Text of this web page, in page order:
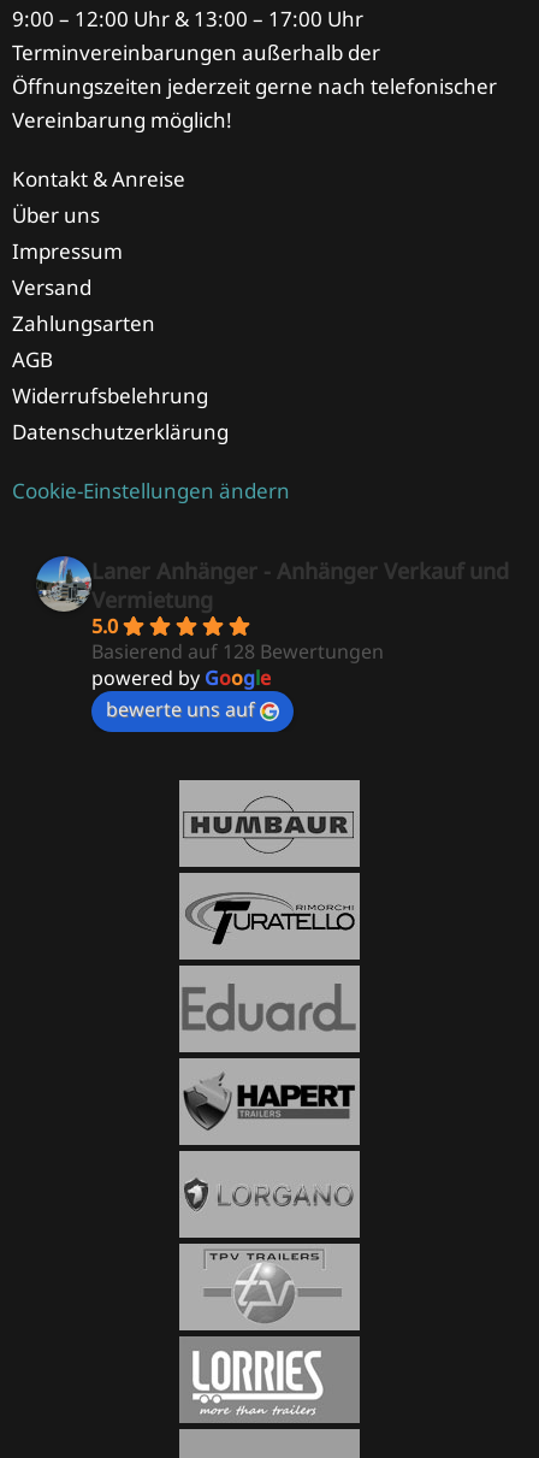
9:00 – 12:00 Uhr & 13:00 – 17:00 Uhr
Terminvereinbarungen außerhalb der
Öffnungszeiten jederzeit gerne nach telefonischer
Vereinbarung möglich!
Kontakt & Anreise
Über uns
Impressum
Versand
Zahlungsarten
AGB
Widerrufsbelehrung
Datenschutzerklärung
Cookie-Einstellungen ändern
Laner Anhänger - Anhänger Verkauf und
Vermietung
5.0
Basierend auf 128 Bewertungen
powered by Google
bewerte uns auf